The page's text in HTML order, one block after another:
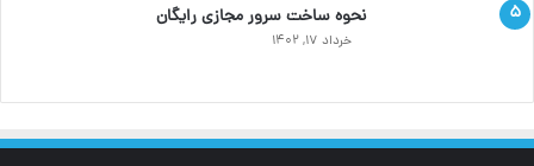
نحوه ساخت سرور مجازی رایگان
خرداد ۱۷, ۱۴۰۲